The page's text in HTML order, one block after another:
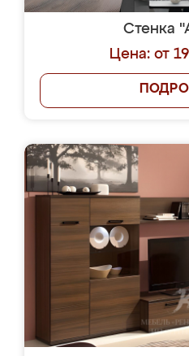
Стенка
Цена: от